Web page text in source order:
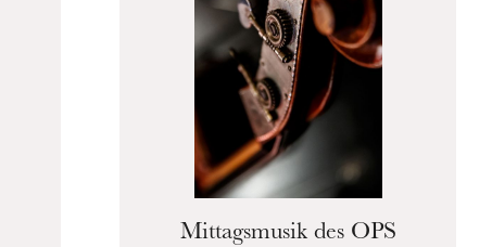
Mittagsmusik des OPS